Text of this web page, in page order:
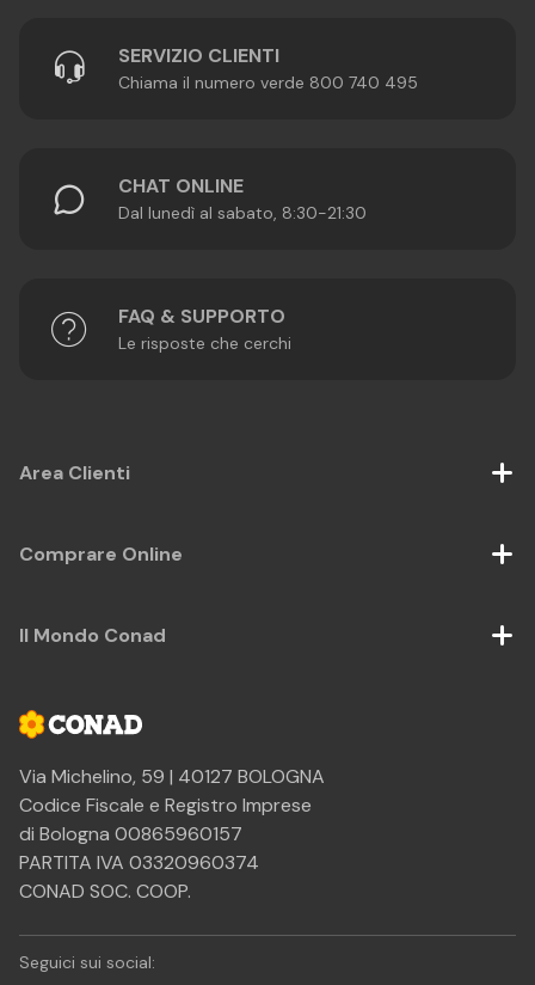
SERVIZIO CLIENTI
Chiama il numero verde 800 740 495
CHAT ONLINE
Dal lunedì al sabato, 8:30-21:30
FAQ & SUPPORTO
Le risposte che cerchi
Via Michelino, 59 | 40127 BOLOGNA
Codice Fiscale e Registro Imprese
di Bologna 00865960157
PARTITA IVA 03320960374
CONAD SOC. COOP.
Area Clienti
Comprare Online
Il Mondo Conad
Seguici sui social: